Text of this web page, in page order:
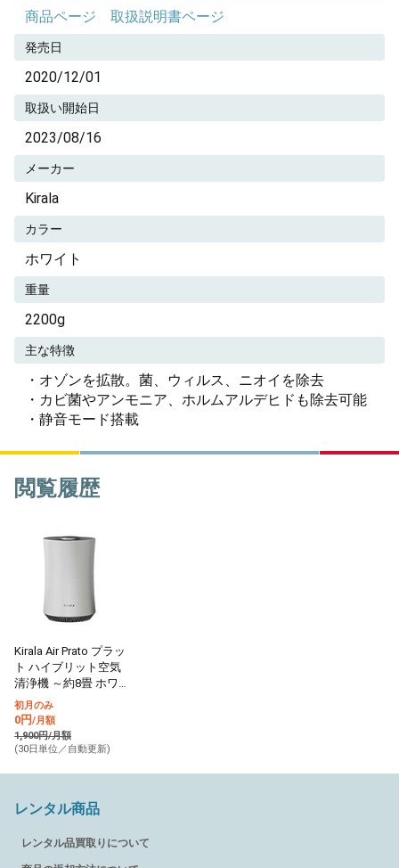
商品ページ 取扱説明書ページ
発売日
2020/12/01
取扱い開始日
2023/08/16
メーカー
Kirala
カラー
ホワイト
重量
2200g
主な特徴
・オゾンを拡散。菌、ウィルス、ニオイを除去
・カビ菌やアンモニア、ホルムアルデヒドも除去可能
・静音モード搭載
閲覧履歴
Kirala Air Prato プラッ
ト ハイブリット空気
清浄機 ～約8畳 ホワ
イト
初月のみ
0円/月額
1,900円/月額
(30日単位／自動更新)
レンタル商品
レンタル品買取りについて